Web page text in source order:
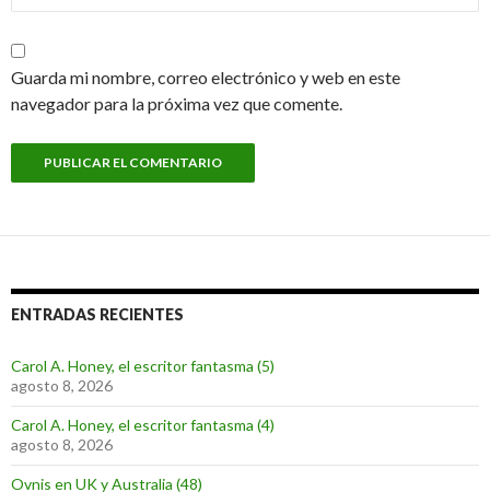
Guarda mi nombre, correo electrónico y web en este
navegador para la próxima vez que comente.
ENTRADAS RECIENTES
Carol A. Honey, el escritor fantasma (5)
agosto 8, 2026
Carol A. Honey, el escritor fantasma (4)
agosto 8, 2026
Ovnis en UK y Australia (48)